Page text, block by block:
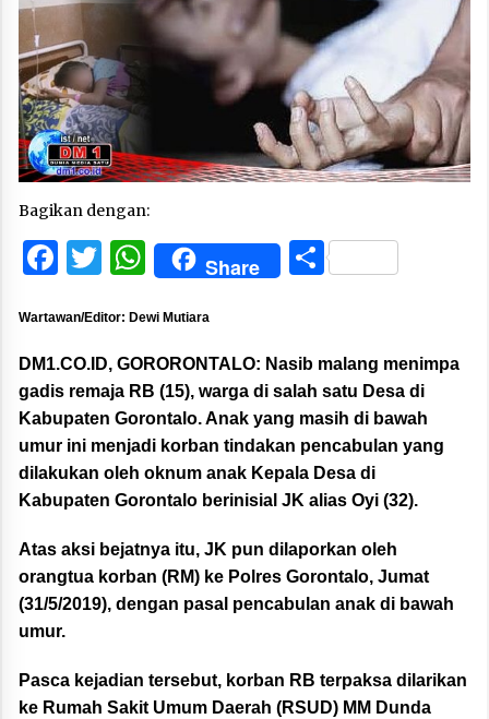
Bagikan dengan:
Facebook
Twitter
WhatsApp
Share Share
Wartawan/Editor: Dewi Mutiara
DM1.CO.ID, GORORONTALO: Nasib malang menimpa
gadis remaja RB (15), warga di salah satu Desa di
Kabupaten Gorontalo. Anak yang masih di bawah
umur ini menjadi korban tindakan pencabulan yang
dilakukan oleh oknum anak Kepala Desa di
Kabupaten Gorontalo berinisial JK alias Oyi (32).
Atas aksi bejatnya itu, JK pun dilaporkan oleh
orangtua korban (RM) ke Polres Gorontalo, Jumat
(31/5/2019), dengan pasal pencabulan anak di bawah
umur.
Pasca kejadian tersebut, korban RB terpaksa dilarikan
ke Rumah Sakit Umum Daerah (RSUD) MM Dunda